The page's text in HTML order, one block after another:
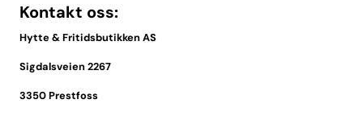
Kontakt oss:
Hytte & Fritidsbutikken AS
Sigdalsveien 2267
3350 Prestfoss